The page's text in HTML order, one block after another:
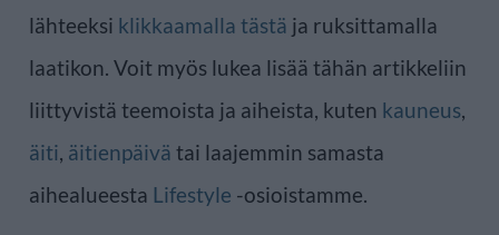
lähteeksi klikkaamalla tästä ja ruksittamalla
laatikon. Voit myös lukea lisää tähän artikkeliin
liittyvistä teemoista ja aiheista, kuten kauneus,
äiti, äitienpäivä tai laajemmin samasta
aihealueesta Lifestyle -osioistamme.